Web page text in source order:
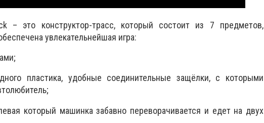
– это конструктор-трасс, который состоит из 7 предметов,
увлекательнейшая игра:
пластика, удобные соединительные защёлки, с которыми
который машинка забавно переворачивается и едет на двух